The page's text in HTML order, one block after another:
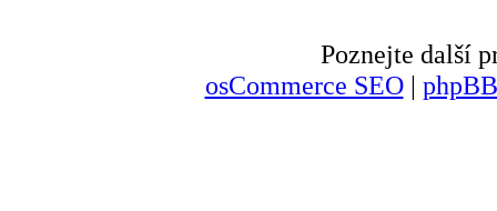
Poznejte další
osCommerce SEO|